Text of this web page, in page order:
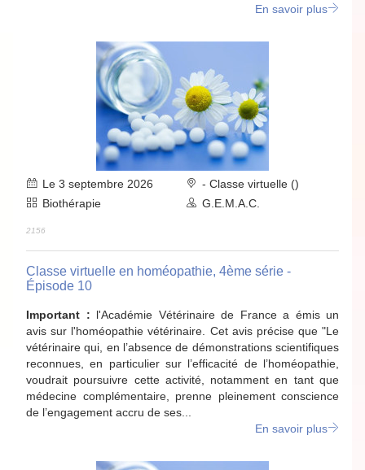
En savoir plus
Le 3 septembre 2026
- Classe virtuelle ()
Biothérapie
G.E.M.A.C.
2156
Classe virtuelle en homéopathie, 4ème série -
Épisode 10
Important : l'Académie Vétérinaire de France a émis un
avis sur l'homéopathie vétérinaire. Cet avis précise que "Le
vétérinaire qui, en l’absence de démonstrations scientifiques
reconnues, en particulier sur l’efficacité de l’homéopathie,
voudrait poursuivre cette activité, notamment en tant que
médecine complémentaire, prenne pleinement conscience
de l’engagement accru de ses...
En savoir plus